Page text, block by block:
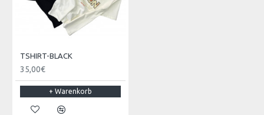
TSHIRT-BLACK
35,00€
+ Warenkorb